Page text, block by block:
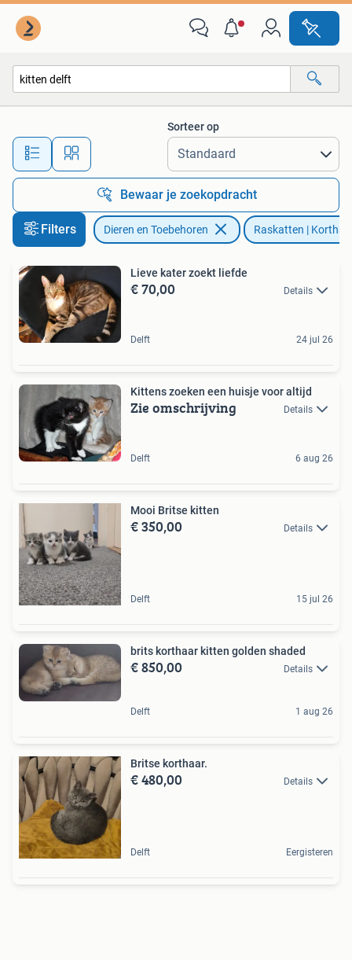
Alle afstanden…
Sorteer op
Bewaar je zoekopdracht
Filters Dieren en Toebehoren Raskatten |
Lieve kater zoekt liefde
€ 70,00 Details
Delft 24 jul 26
Kittens zoeken een huisje voor altijd
Zie omschrijving Details
Delft 6 aug 26
Mooi Britse kitten
€ 350,00 Details
Delft 15 jul 26
brits korthaar kitten golden shaded
€ 850,00 Details
Delft 1 aug 26
Britse korthaar.
€ 480,00 Details
Delft Eergisteren